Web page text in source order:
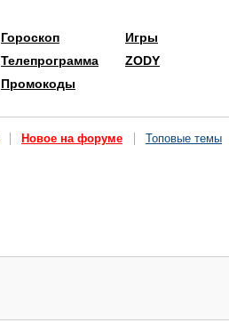
Гороскоп
Телепрограмма
Промокоды
Игры
ZODY
Новое на форуме Топовые темы